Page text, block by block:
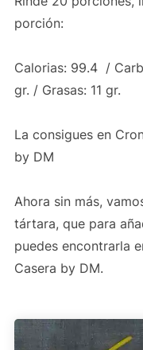
porción:
Calorias: 99.4 /
gr. / Grasas: 11 gr.
La consigues en
by DM
Ahora sin más,
tártara, que para
puedes encontrarla
Casera by DM.